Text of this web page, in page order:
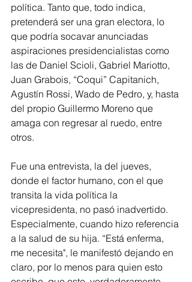
política. Tanto que, todo indica,
pretenderá ser una gran electora, lo
que podría socavar anunciadas
aspiraciones presidencialistas como
las de Daniel Scioli, Gabriel Mariotto,
Juan Grabois, “Coqui” Capitanich,
Agustín Rossi, Wado de Pedro, y, hasta
del propio Guillermo Moreno que
amaga con regresar al ruedo, entre
otros.
Fue una entrevista, la del jueves,
donde el factor humano, con el que
transita la vida política la
vicepresidenta, no pasó inadvertido.
Especialmente, cuando hizo referencia
a la salud de su hija. “Está enferma,
me necesita", le manifestó dejando en
claro, por lo menos para quien esto